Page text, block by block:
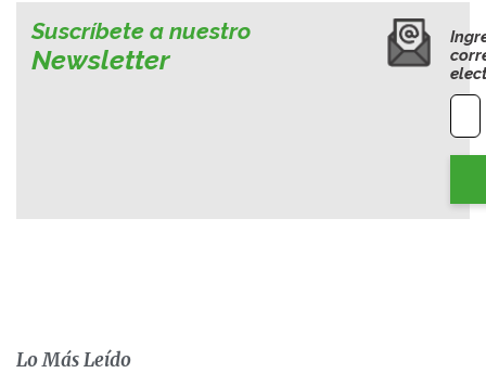
Suscríbete a nuestro
Newsletter
Lo Más Leído